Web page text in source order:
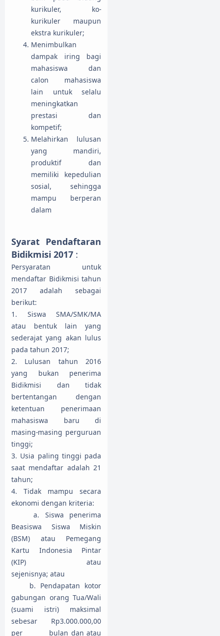
kurikuler, ko-
kurikuler maupun
ekstra kurikuler;
Menimbulkan
dampak iring bagi
mahasiswa dan
calon mahasiswa
lain untuk selalu
meningkatkan
prestasi dan
kompetif;
Melahirkan lulusan
yang mandiri,
produktif dan
memiliki kepedulian
sosial, sehingga
mampu berperan
dalam
Syarat Pendaftaran
Bidikmisi 2017 :
Persyaratan untuk
mendaftar Bidikmisi tahun
2017 adalah sebagai
berikut:
1. Siswa SMA/SMK/MA
atau bentuk lain yang
sederajat yang akan lulus
pada tahun 2017;
2. Lulusan tahun 2016
yang bukan penerima
Bidikmisi dan tidak
bertentangan dengan
ketentuan penerimaan
mahasiswa baru di
masing-masing perguruan
tinggi;
3. Usia paling tinggi pada
saat mendaftar adalah 21
tahun;
4. Tidak mampu secara
ekonomi dengan kriteria:
a. Siswa penerima
Beasiswa Siswa Miskin
(BSM) atau Pemegang
Kartu Indonesia Pintar
(KIP) atau
sejenisnya; atau
b. Pendapatan kotor
gabungan orang Tua/Wali
(suami istri) maksimal
sebesar Rp3.000.000,00
per bulan dan atau